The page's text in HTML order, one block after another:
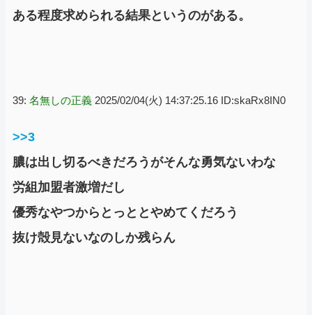
ある程度求められる結果というのがある。
39: 名無しの正義 2025/02/04(火) 14:37:25.16 ID:skaRx8IN0
>>3
膿は出し切るべきだろうがそんな勇気ないわな
労組加盟者激増だし
優秀なやつからとっととやめてくだろう
抜け殻見ないなのしか残らん